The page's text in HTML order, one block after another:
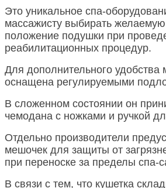
Это уникальное спа-
массажисту выбирать
положение подушки при
реабилитационных процедур.
Для дополнительного удобства
оснащена регулируемыми
В сложенном состоянии он
чемодана с ножками и ручкой
Отдельно производители
мешочек для защиты от
при переноске за пределы спа-
В связи с тем, что кушетка